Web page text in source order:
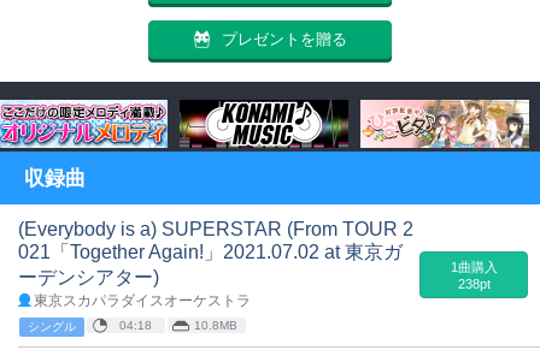
プレゼントを贈る
収録曲
(Everybody is a) SUPERSTAR (From TOUR 2
021「Together Again!」2021.07.02 at 東京ガ
ーデンシアター)
東京スカパラダイスオーケストラ
シングル 04:18 10.8MB
1曲購入
238pt